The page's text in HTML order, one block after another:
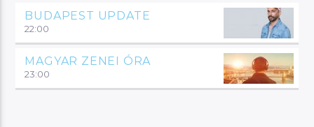
BUDAPEST UPDATE
22:00
MAGYAR ZENEI ÓRA
23:00